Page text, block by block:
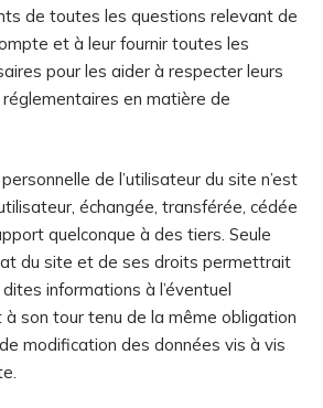
de toutes les questions relevant de
et à leur fournir toutes les
pour les aider à respecter leurs
en matière de
de l’utilisateur du site n’est
échangée, transférée, cédée
quelconque à des tiers. Seule
du site et de ses droits permettrait
informations à l’éventuel
à son tour tenu de la même obligation
modification des données vis à vis